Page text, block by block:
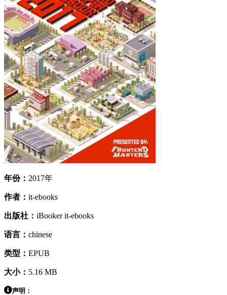
年份： 2017年
作者： it-ebooks
出版社： iBooker it-ebooks
语言： chinese
类型： EPUB
大小： 5.16 MB
声明：